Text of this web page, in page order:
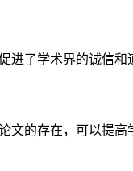
进了学术界的诚信和
的存在，可以提高